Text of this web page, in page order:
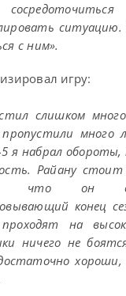
с ним».
игру:
слишком
много
5 я набрал
Райану
что он
конец
на
ничего не